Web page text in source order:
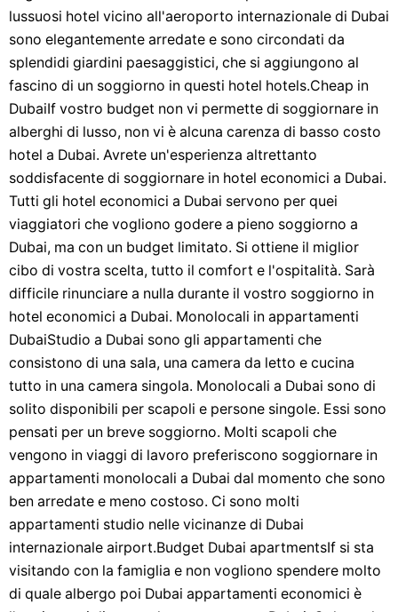
lussuosi hotel vicino all'aeroporto internazionale di Dubai
sono elegantemente arredate e sono circondati da
splendidi giardini paesaggistici, che si aggiungono al
fascino di un soggiorno in questi hotel hotels.Cheap in
DubaiIf vostro budget non vi permette di soggiornare in
alberghi di lusso, non vi è alcuna carenza di basso costo
hotel a Dubai. Avrete un'esperienza altrettanto
soddisfacente di soggiornare in hotel economici a Dubai.
Tutti gli hotel economici a Dubai servono per quei
viaggiatori che vogliono godere a pieno soggiorno a
Dubai, ma con un budget limitato. Si ottiene il miglior
cibo di vostra scelta, tutto il comfort e l'ospitalità. Sarà
difficile rinunciare a nulla durante il vostro soggiorno in
hotel economici a Dubai. Monolocali in appartamenti
DubaiStudio a Dubai sono gli appartamenti che
consistono di una sala, una camera da letto e cucina
tutto in una camera singola. Monolocali a Dubai sono di
solito disponibili per scapoli e persone singole. Essi sono
pensati per un breve soggiorno. Molti scapoli che
vengono in viaggi di lavoro preferiscono soggiornare in
appartamenti monolocali a Dubai dal momento che sono
ben arredate e meno costoso. Ci sono molti
appartamenti studio nelle vicinanze di Dubai
internazionale airport.Budget Dubai apartmentsIf si sta
visitando con la famiglia e non vogliono spendere molto
di quale albergo poi Dubai appartamenti economici è